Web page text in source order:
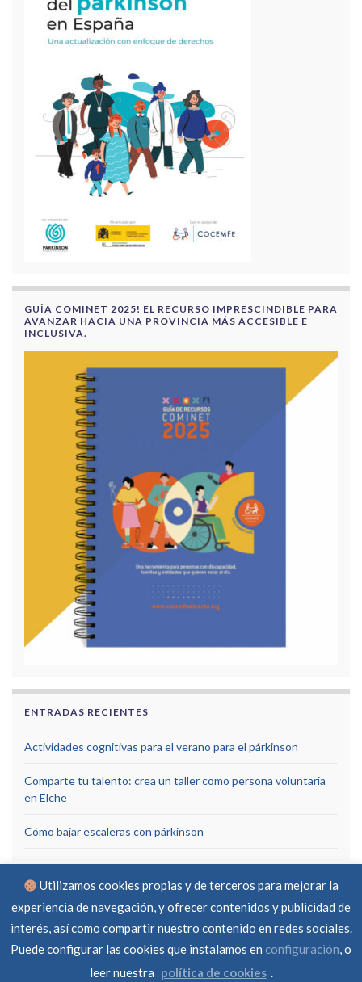
GUÍA COMINET 2025! EL RECURSO IMPRESCINDIBLE PARA
AVANZAR HACIA UNA PROVINCIA MÁS ACCESIBLE E
INCLUSIVA.
ENTRADAS RECIENTES
Actividades cognitivas para el verano para el párkinson
Comparte tu talento: crea un taller como persona voluntaria
en Elche
Cómo bajar escaleras con párkinson
Aviso Legal Política de privacidad
Política de cookies
Utilizamos cookies propias y de terceros para mejorar la
experiencia de navegación, y ofrecer contenidos y publicidad de
interés, así como compartir nuestro contenido en redes sociales.
Puede configurar las cookies que instalamos en configuración, o
leer nuestra política de cookies .